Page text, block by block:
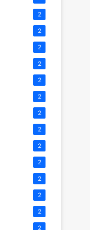
2
2
2
2
2
2
2
2
2
2
2
2
2
2